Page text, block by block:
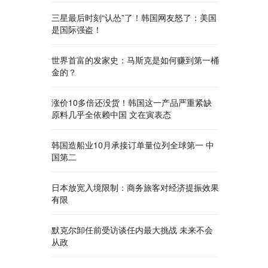
三星最后时刻“认怂”了！韩国网友怒了：美国
是国际强盗！
世界首富的发家史：马斯克是如何赚到第一桶
金的？
涨价10多倍还没货！韩国这一产品严重紧缺
原料几乎全依赖中国 文在寅表态
韩国造船业10月承接订单量位列全球第一 中
国第二
日本放宽入境限制：商务旅客对经济提振效果
有限
默克尔卸任前受访谈任内最大挑战 未来不会
从政